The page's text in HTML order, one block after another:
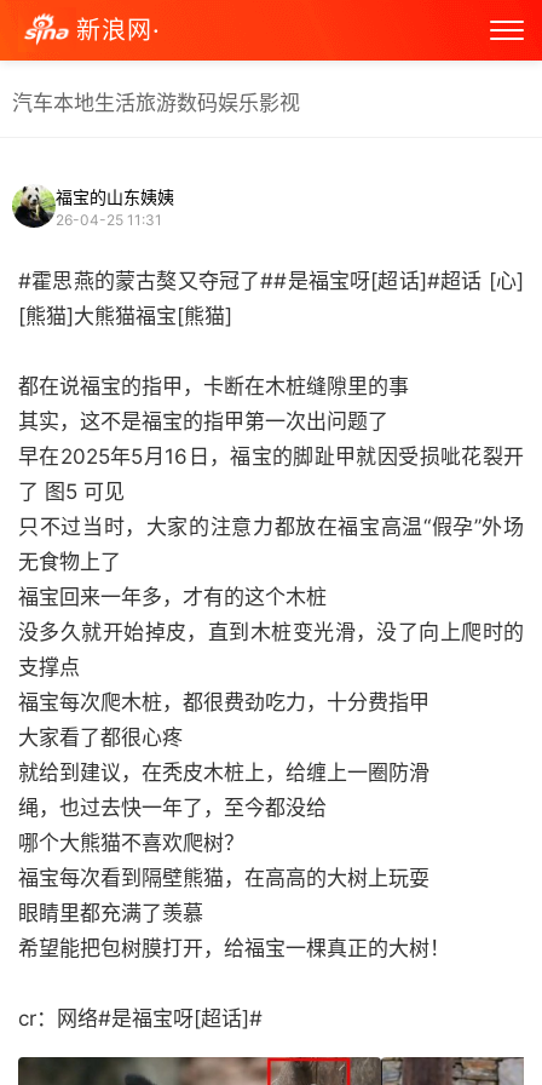
新浪网·
汽车本地生活旅游数码娱乐影视
福宝的山东姨姨
26-04-25 11:31
#霍思燕的蒙古獒又夺冠了##是福宝呀[超话]#超话 [心]
[熊猫]大熊猫福宝[熊猫]
都在说福宝的指甲，卡断在木桩缝隙里的事
其实，这不是福宝的指甲第一次出问题了
早在2025年5月16日，福宝的脚趾甲就因受损呲花裂开
了 图5 可见
只不过当时，大家的注意力都放在福宝高温“假孕”外场
无食物上了
福宝回来一年多，才有的这个木桩
没多久就开始掉皮，直到木桩变光滑，没了向上爬时的
支撑点
福宝每次爬木桩，都很费劲吃力，十分费指甲
大家看了都很心疼
就给到建议，在秃皮木桩上，给缠上一圈防滑
绳，也过去快一年了，至今都没给
哪个大熊猫不喜欢爬树？
福宝每次看到隔壁熊猫，在高高的大树上玩耍
眼睛里都充满了羡慕
希望能把包树膜打开，给福宝一棵真正的大树！
cr：网络#是福宝呀[超话]#